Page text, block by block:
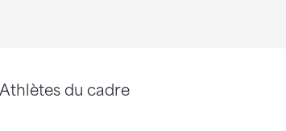
du cadre